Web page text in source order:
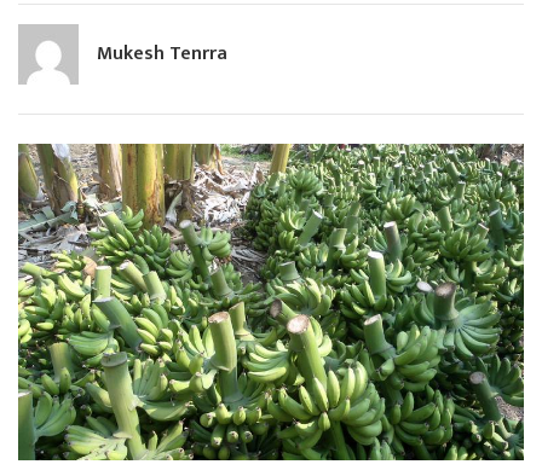
Mukesh Tenrra